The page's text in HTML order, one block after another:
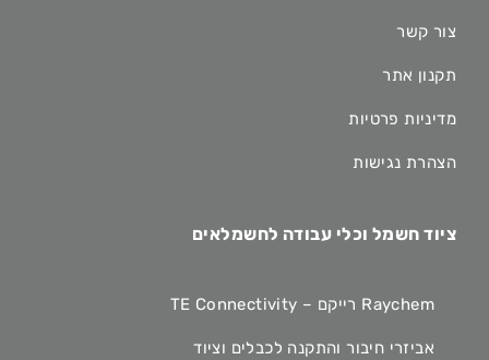
צור קשר
תקנון אתר
מדיניות פרטיות
הצהרת נגישות
ציוד חשמל וכלי עבודה לחשמלאים
Raychem רייקם – TE Connectivity
אביזרי חיבור והתקנה לכבלים וציוד